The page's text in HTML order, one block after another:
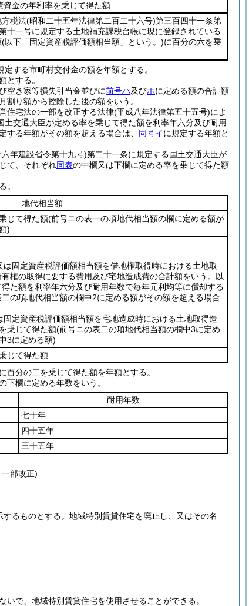
金の年利率を乗じて得た額
方税法(昭和二十五年法律第二百二十六号)第三百四十一条第
十一号に規定する土地補充課税台帳に現に登録されている
(以下「固定資産税評価額相当額」という。)に百分の六を乗
定する市町村交付金の額を年額とする。
とする。
空き家等損失引当金並びに前号ハ及びホに定める額の合計額
り額から控除した後の額をいう。
住宅法の一部を改正する法律(平成八年法律第五十五号)によ
交通大臣が定める率を乗じて得た額を利率年六分及び耐用
する年額がその額を超える場合は、 同号イに規定する年額と
年建設省令第十九号)第二十一条に規定する国土交通大臣が
て、それぞれ同表の中欄又は下欄に定める率を乗じて得た額
。
地代相当額
じて得た額(前号ニの表一の項地代相当額の欄に定める額が
)
固定資産税評価額相当額を借地権取得時における土地取
権の取得に要する費用及び宅地造成費の合計額をいう。以
た額を利率年六分及び耐用年数で毎年元利均等に償却する
の項地代相当額の欄中2に定める額がその額を超える場合
定資産税評価額相当額を宅地造成時における土地取得造
乗じて得た額(前号ニの表二の項地代相当額の欄中3に定め
3に定める額)
じて得た額
百分の二を乗じて得た額を年額とする。
下欄に定める年数をいう。
耐用年数
七十年
四十五年
三十五年
部改正)
るものとする。 地域特別賃貸住宅を廃止し、又はその名
いで、地域特別賃貸住宅を使用させることができる。